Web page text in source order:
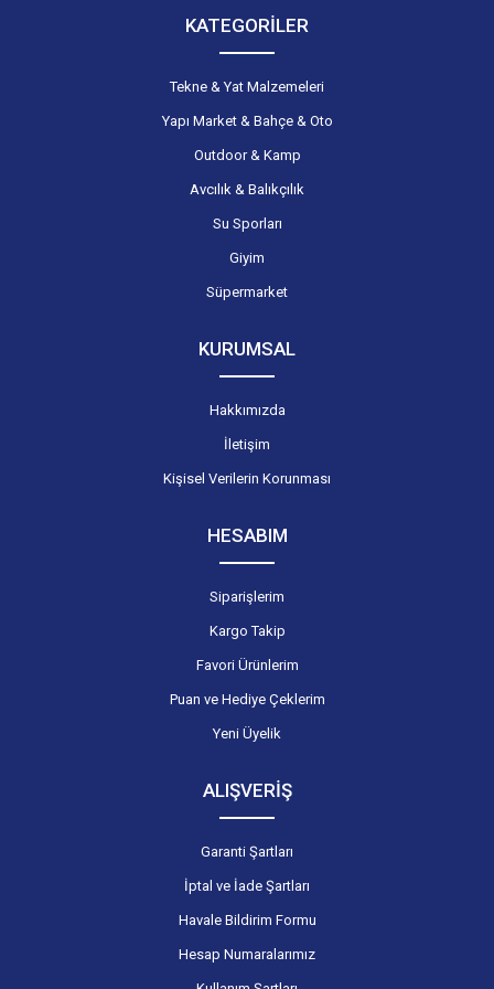
KATEGORİLER
Tekne & Yat Malzemeleri
Yapı Market & Bahçe & Oto
Outdoor & Kamp
Avcılık & Balıkçılık
Su Sporları
Giyim
Süpermarket
KURUMSAL
Hakkımızda
İletişim
Kişisel Verilerin Korunması
HESABIM
Siparişlerim
Kargo Takip
Favori Ürünlerim
Puan ve Hediye Çeklerim
Yeni Üyelik
ALIŞVERİŞ
Garanti Şartları
İptal ve İade Şartları
Havale Bildirim Formu
Hesap Numaralarımız